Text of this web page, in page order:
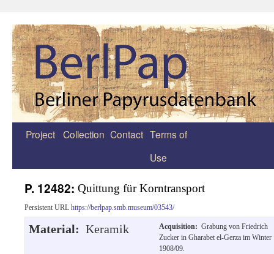
Zum
Project Collection Contact Terms of
Use
P. 12482: Quittung für Korntransport
Persistent URL https://berlpap.smb.museum/03543/
Material: Keramik Acquisition: Grabung von Friedrich
Zucker in Gharabet el-Gerza im Winter
1908/09.